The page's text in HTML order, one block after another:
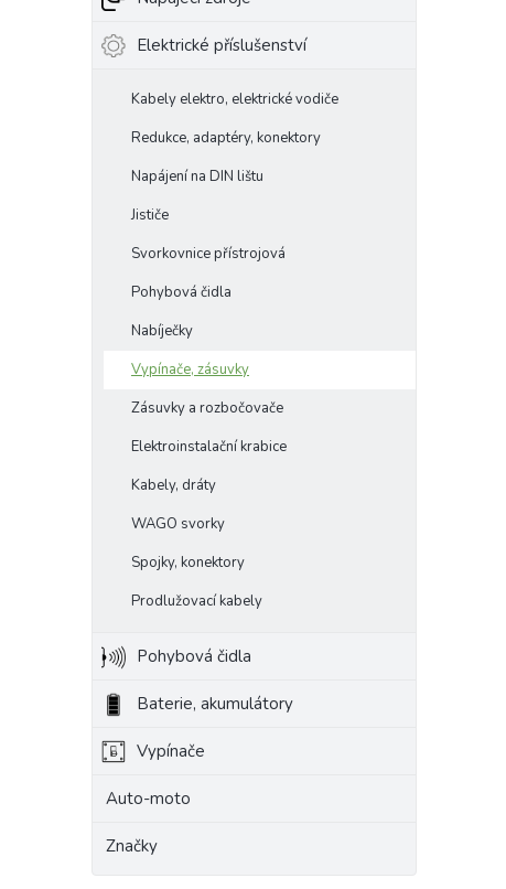
Elektrické příslušenství
Kabely elektro, elektrické vodiče
Redukce, adaptéry, konektory
Napájení na DIN lištu
Jističe
Svorkovnice přístrojová
Pohybová čidla
Nabíječky
Vypínače, zásuvky
Zásuvky a rozbočovače
Elektroinstalační krabice
Kabely, dráty
WAGO svorky
Spojky, konektory
Prodlužovací kabely
Pohybová čidla
Baterie, akumulátory
Vypínače
Auto-moto
Značky